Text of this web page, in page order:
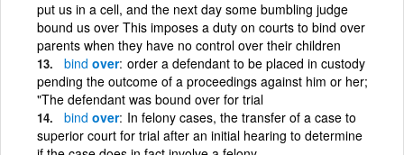
put us in a cell, and the next day some bumbling judge
bound us over This imposes a duty on courts to bind over
parents when they have no control over their children
bind over order a defendant to be placed in custody
pending the outcome of a proceedings against him or her;
"The defendant was bound over for trial
bind over In felony cases, the transfer of a case to
superior court for trial after an initial hearing to determine